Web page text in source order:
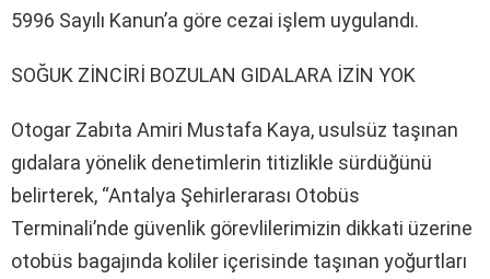
5996 Sayılı Kanun’a göre cezai işlem uygulandı.
SOĞUK ZİNCİRİ BOZULAN GIDALARA İZİN YOK
Otogar Zabıta Amiri Mustafa Kaya, usulsüz taşınan
gıdalara yönelik denetimlerin titizlikle sürdüğünü
belirterek, “Antalya Şehirlerarası Otobüs
Terminali’nde güvenlik görevlilerimizin dikkati üzerine
otobüs bagajında koliler içerisinde taşınan yoğurtları